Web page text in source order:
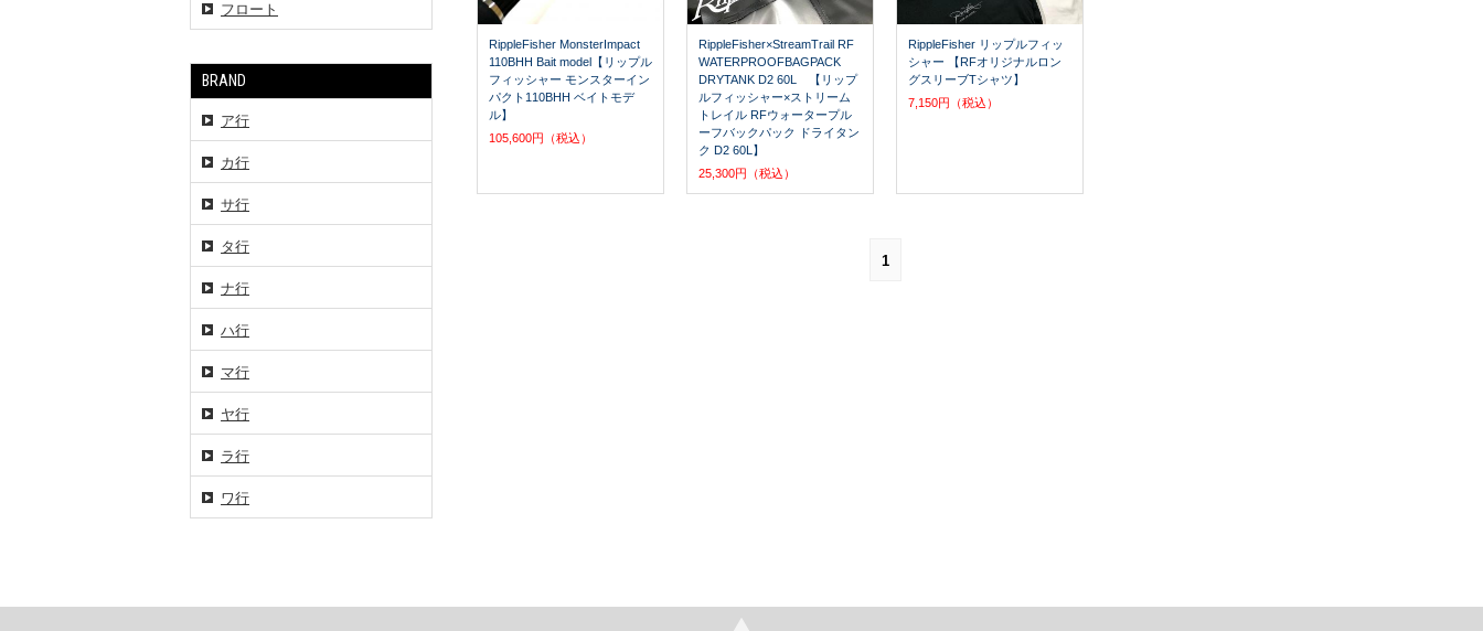
フロート
BRAND
ア行
カ行
サ行
タ行
ナ行
ハ行
マ行
ヤ行
ラ行
ワ行
RippleFisher MonsterImpact
110BHH Bait model【リップル
フィッシャー モンスターイン
パクト110BHH ベイトモデ
ル】
105,600円（税込）
RippleFisher×StreamTrail RF
WATERPROOFBAGPACK
DRYTANK D2 60L 【リップ
ルフィッシャー×ストリーム
トレイル RFウォータープル
ーフバックパック ドライタン
ク D2 60L】
25,300円（税込）
RippleFisher リップルフィッ
シャー 【RFオリジナルロン
グスリーブTシャツ】
7,150円（税込）
1